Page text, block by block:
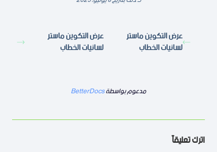
عرض التكوين ماستر
لسانيات الخطاب
عرض التكوين ماستر
لسانيات الخطاب
مدعوم بواسطةBetterDocs
اترك تعليقاً